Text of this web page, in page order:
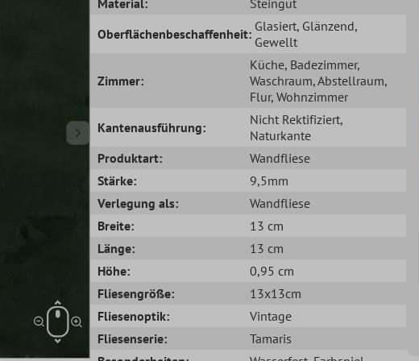
Oberflächenbeschaffenheit: Glasiert, Glänzend,
Gewellt
Zimmer:
Küche, Badezimmer,
Waschraum, Abstellraum,
Flur, Wohnzimmer
Kantenausführung:
Nicht Rektifiziert,
Naturkante
Produktart:
Wandfliese
Stärke:
9,5mm
Verlegung als:
Wandfliese
Breite:
13 cm
Länge:
13 cm
Höhe:
0,95 cm
Fliesengröße:
13x13cm
Fliesenoptik:
Vintage
Fliesenserie:
Tamaris